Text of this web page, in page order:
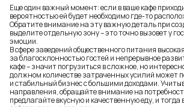
Еще один важный момент: если в ваше кафе
вероятностью ей будет необходимо где-то
Обратите внимание на эту важную деталь при
выделите отдельную зону – это точно вызовет у
эмоции.
В сфере заведений общественного питания
за благосклонностью гостей и непрерывное
кафе – значит погрузиться в сложное, но
должном количестве затраченных усилий может
и стабильный бизнес с большими доходами.
направления, обращайте внимание на
предлагайте вкусную и качественную еду, и тогда